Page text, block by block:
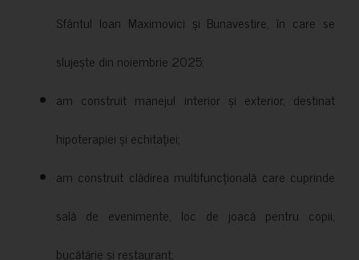
Sfântul Ioan Maximovici și Bunavestire, în care se
slujește din noiembrie 2025;
am construit manejul interior și exterior, destinat
hipoterapiei și echitației;
am construit clădirea multifuncțională care cuprinde
sală de evenimente, loc de joacă pentru copii,
bucătărie și restaurant;